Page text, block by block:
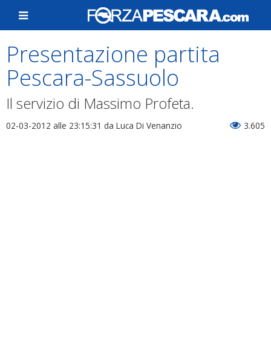
Presentazione partita
Pescara-Sassuolo
Il servizio di Massimo Profeta.
02-03-2012 alle 23:15:31 da Luca Di Venanzio 3.605